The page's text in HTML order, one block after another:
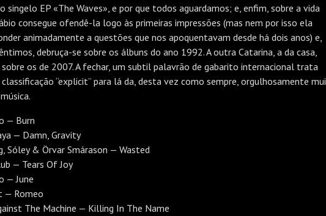
singelo EP «The Waves», e por que todos aguardamos; e, enfim, sobre a vida
consegue ofendê-la logo às primeiras impressões (mas nem por isso ela
animadamente a questões que nos apoquentavam desde há dois anos) e,
debruça-se sobre os álbuns do ano 1992. A outra Catarina, a da casa,
os de 2007. A fechar, um subtil palavrão de gabarito internacional trata
“explicit” para lá da, desta vez como sempre, orgulhosamente mui
— Burn
— Damn, Gravity
Sóley & Örvar Smárason — Wasted
— Tears Of Joy
— June
— Romeo
The Machine — Killing In The Name